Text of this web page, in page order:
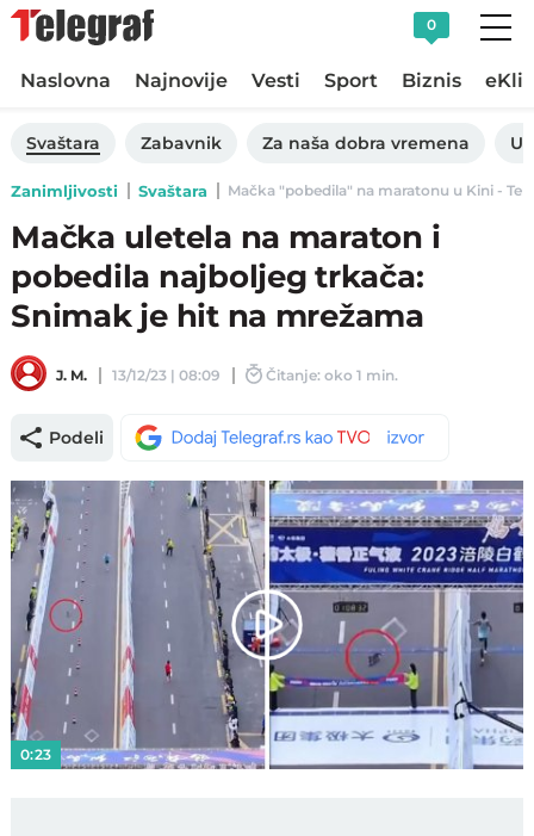
0
Naslovna Najnovije Vesti Sport Biznis
Svaštara Zabavnik Za naša dobra vremena
Zanimljivosti Svaštara Mačka "pobedila" na maratonu u Kini -
Mačka uletela na maraton i
pobedila najboljeg trkača:
Snimak je hit na mrežama
J. M. 13/12/23 | 08:09 Čitanje: oko 1 min.
Podeli
Play
Video
0:23